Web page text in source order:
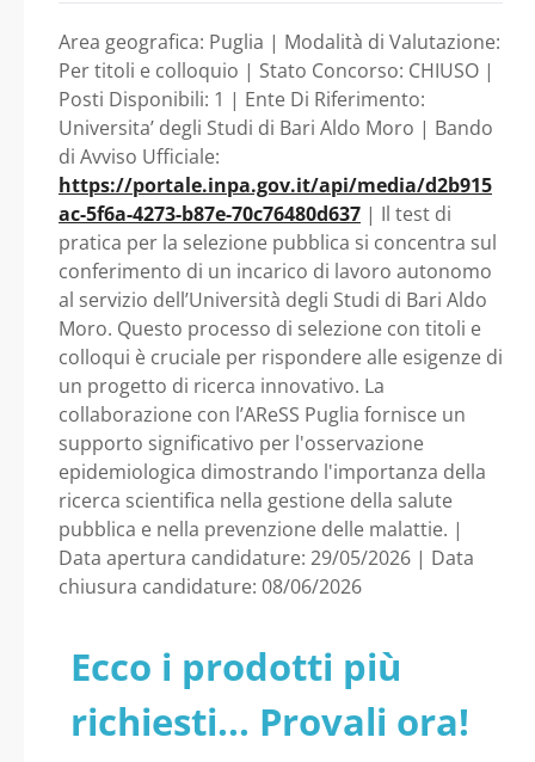
collaborazione con
l’AReSS Puglia per il
supporto al
Programma
Regionale di
Osservazione
Epidemiologica ,
Referente scientifico
Prof. Silvio TAFURI -
Puglia - Universita’
Aldo Moro
Epidemiologica ,
Referente scientifico Prof.
Silvio TAFURI - Puglia -
Universita’ degli Studi di
Bari Aldo Moro
Area geografica: Puglia | Modalità di Valutazione:
Per titoli e colloquio | Stato Concorso: CHIUSO |
Posti Disponibili: 1 | Ente Di Riferimento:
Universita’ degli Studi di Bari Aldo Moro | Bando
di Avviso Ufficiale:
https://portale.inpa.gov.it/api/media/d2b915
ac-5f6a-4273-b87e-70c76480d637 | Il test di
pratica per la selezione pubblica si concentra sul
conferimento di un incarico di lavoro autonomo
al servizio dell’Università degli Studi di Bari Aldo
Moro. Questo processo di selezione con titoli e
colloqui è cruciale per rispondere alle esigenze di
un progetto di ricerca innovativo. La
collaborazione con l’AReSS Puglia fornisce un
supporto significativo per l'osservazione
epidemiologica dimostrando l'importanza della
ricerca scientifica nella gestione della salute
pubblica e nella prevenzione delle malattie. |
Data apertura candidature: 29/05/2026 | Data
chiusura candidature: 08/06/2026
Ecco i prodotti più
richiesti... Provali ora!